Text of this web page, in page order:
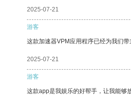
2025-07-21
游客
这款加速器VPM应用程序已经为我们
2025-07-21
游客
这款app是我娱乐的好帮手，让我能够